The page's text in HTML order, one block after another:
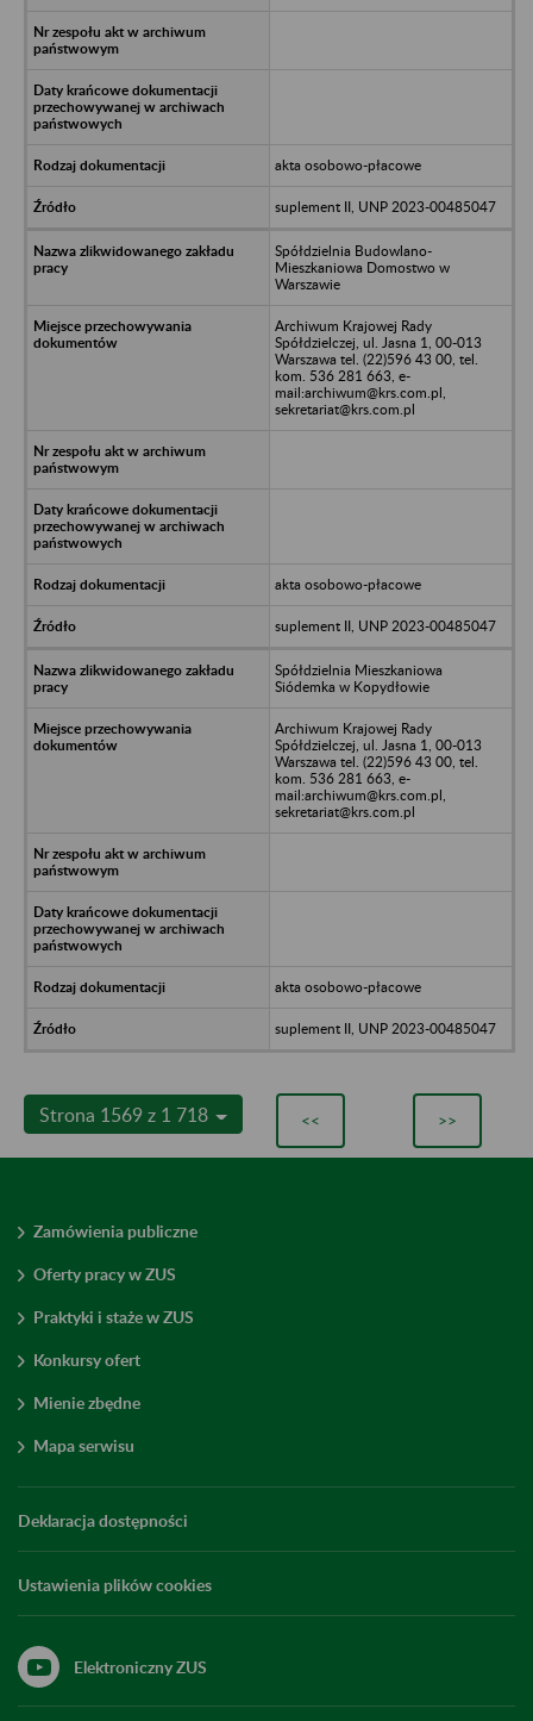
akta osobowo-płacowe
suplement II, UNP 2023-00485047
Spółdzielnia Budowlano-
Mieszkaniowa Domostwo w
Warszawie
Archiwum Krajowej Rady
Spółdzielczej, ul. Jasna 1, 00-013
Warszawa tel. (22)596 43 00, tel.
kom. 536 281 663, e-
mail:archiwum@krs.com.pl,
sekretariat@krs.com.pl
akta osobowo-płacowe
suplement II, UNP 2023-00485047
Spółdzielnia Mieszkaniowa
Siódemka w Kopydłowie
Archiwum Krajowej Rady
Spółdzielczej, ul. Jasna 1, 00-013
Warszawa tel. (22)596 43 00, tel.
kom. 536 281 663, e-
mail:archiwum@krs.com.pl,
sekretariat@krs.com.pl
akta osobowo-płacowe
suplement II, UNP 2023-00485047
Strona 1569 z 1 718 << >>
Zamówienia publiczne
Oferty pracy w ZUS
Praktyki i staże w ZUS
Konkursy ofert
Mienie zbędne
Mapa serwisu
Deklaracja dostępności
Ustawienia plików cookies
Elektroniczny ZUS